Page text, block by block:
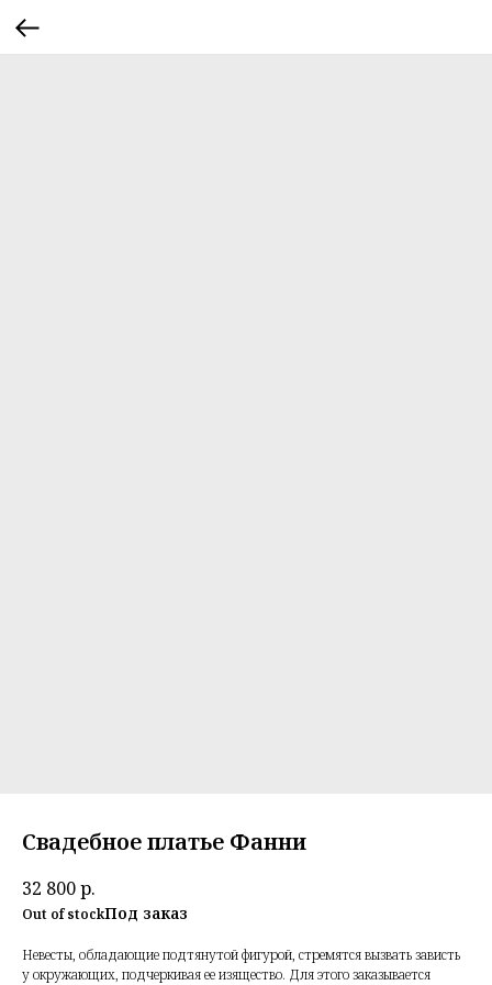
Свадебное платье Фанни
32 800р.
Out of stock
Невесты, обладающие подтянутой фигурой, стремятся вызвать зависть
у окружающих, подчеркивая ее изящество. Для этого заказывается